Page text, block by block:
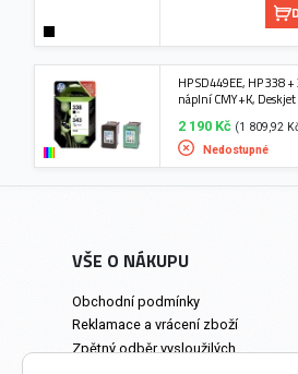
HP SD449EE, HP 338
náplní CMY+K,
2 190 Kč (1 809,92
Nedostupné
VŠE O NÁKUPU
Obchodní podmínky
Reklamace a vrácení zboží
Zpětný odběr vysloužilých